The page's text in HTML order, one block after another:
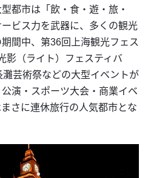
都市は「飲・食・遊・旅・
ビス力を武器に、多くの観光
間中、第36回上海観光フェス
影（ライト）フェスティバ
芸術祭などの大型イベントが
演・スポーツ大会・商業イベ
さに連休旅行の人気都市とな